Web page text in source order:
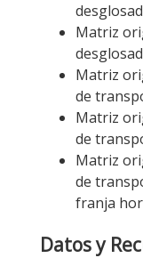
Matriz
Matriz
de
Matriz
de
Matriz
de
franja
Datos y